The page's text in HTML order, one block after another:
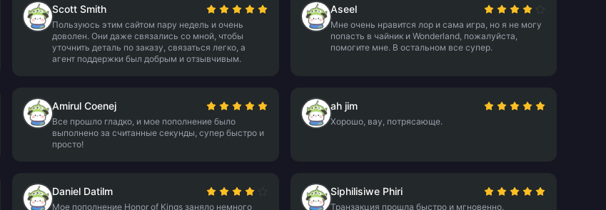
Scott Smith
Пользуюсь этим сайтом пару недель и очень
доволен. Они даже связались со мной, чтобы
уточнить деталь по заказу, связаться легко, а
агент поддержки был добрым и отзывчивым.
Aseel
Мне очень нравится лор и сама игра, но я не могу
попасть в чайник и Wonderland, пожалуйста,
помогите мне. В остальном все супер.
Amirul Coenej
Все прошло гладко, и мое пополнение было
выполнено за считанные секунды, супер быстро и
просто!
ah jim
Хорошо, вау, потрясающе.
Daniel Datilm
Мое пополнение Honor of Kings заняло немного
Siphilisiwe Phiri
Транзакция прошла быстро и мгновенно.